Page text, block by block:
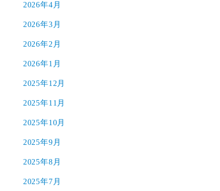
2026年4月
2026年3月
2026年2月
2026年1月
2025年12月
2025年11月
2025年10月
2025年9月
2025年8月
2025年7月